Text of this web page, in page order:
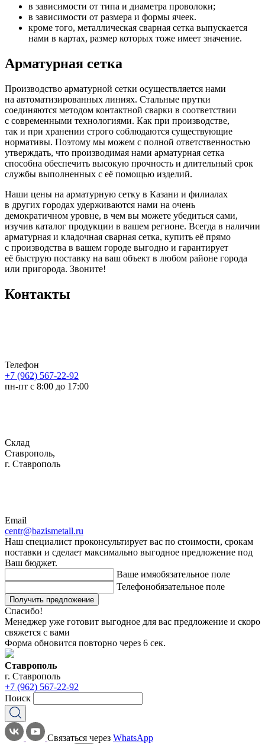
в зависимости от типа и диаметра проволоки;
в зависимости от размера и формы ячеек.
кроме того, металлическая сварная сетка выпускается
нами в картах, размер которых тоже имеет значение.
Арматурная сетка
Производство арматурной сетки осуществляется нами
на автоматизированных линиях. Стальные прутки
соединяются методом контактной сварки в соответствии
с современными технологиями. Как при производстве,
так и при хранении строго соблюдаются существующие
нормативы. Поэтому мы можем с полной ответственностью
утверждать, что производимая нами арматурная сетка
способна обеспечить высокую прочность и длительный срок
службы выполненных с её помощью изделий.
Наши цены на арматурную сетку в Казани и филиалах
в других городах удерживаются нами на очень
демократичном уровне, в чем вы можете убедиться сами,
изучив каталог продукции в вашем регионе. Всегда в наличии
арматурная и кладочная сварная сетка, купить её прямо
с производства в вашем городе выгодно и гарантирует
её быструю поставку на ваш объект в любом районе города
или пригорода. Звоните!
Контакты
Телефон
+7 (962) 567-22-92
пн-пт с 8:00 до 17:00
Склад
Ставрополь,
г. Ставрополь
Email
centr@bazismetall.ru
Наш специалист проконсультирует вас по стоимости, срокам
поставки и сделает максимально выгодное предложение под
Ваш бюджет.
Ваше имяобязательное поле
Телефонобязательное поле
Получить предложение
Спасибо!
Менеджер уже готовит выгодное для вас предложение и скоро
свяжется с вами
Форма обновится повторно через 6 сек.
Ставрополь
г. Ставрополь
+7 (962) 567-22-92
Поиск
Связаться через WhatsApp